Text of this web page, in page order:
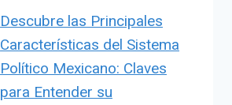
Descubre las Principales
Características del Sistema
Político Mexicano: Claves
para Entender su